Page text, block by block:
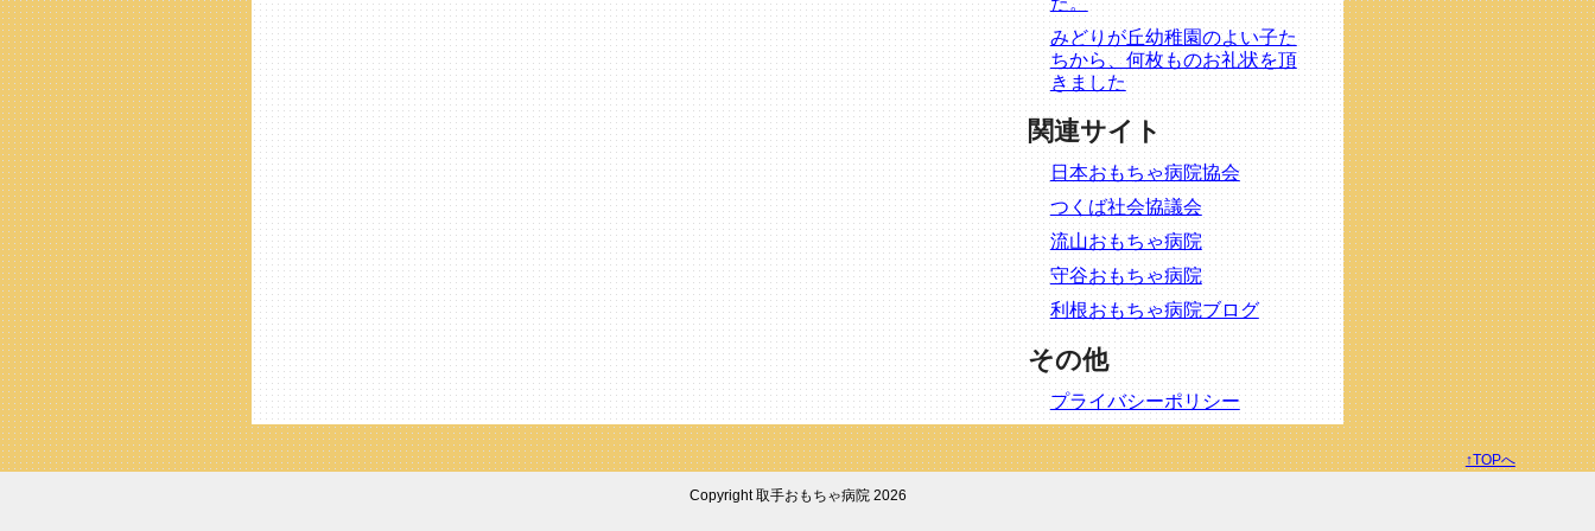
みどりが丘幼稚園のよい子た
ちから、何枚ものお礼状を頂
きました
関連サイト
日本おもちゃ病院協会
つくば社会協議会
流山おもちゃ病院
守谷おもちゃ病院
利根おもちゃ病院ブログ
その他
プライバシーポリシー
↑TOPへ
Copyright 取手おもちゃ病院 2026